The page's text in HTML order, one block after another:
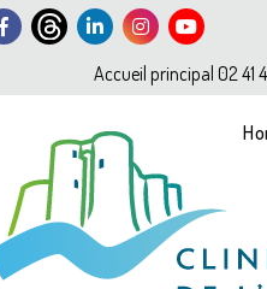
Accueil principal 02 41